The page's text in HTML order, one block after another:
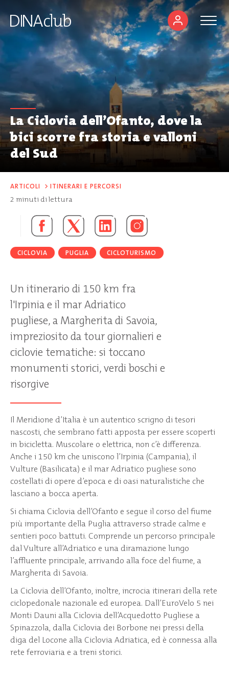
La Ciclovia dell’Ofanto, dove la
bici scorre fra storia e valloni
del Sud
ARTICOLI > ITINERARI E PERCORSI
2 minuti di lettura
CICLOVIA PUGLIA CICLOTURISMO
Un itinerario di 150 km fra
l'Irpinia e il mar Adriatico
pugliese, a Margherita di Savoia,
impreziosito da tour giornalieri e
ciclovie tematiche: si toccano
monumenti storici, verdi boschi e
risorgive
Il Meridione d’Italia è un autentico scrigno di tesori
nascosti, che sembrano fatti apposta per essere scoperti
in bicicletta. Muscolare o elettrica, non c’è differenza.
Anche i 150 km che uniscono l’Irpinia (Campania), il
Vulture (Basilicata) e il mar Adriatico pugliese sono
costellati di opere d’epoca e di oasi naturalistiche che
lasciano a bocca aperta.
Si chiama Ciclovia dell’Ofanto e segue il corso del fiume
più importante della Puglia attraverso strade calme e
sentieri poco battuti. Comprende un percorso principale
dal Vulture all’Adriatico e una diramazione lungo
l’affluente principale, arrivando alla foce del fiume, a
Margherita di Savoia.
La Ciclovia dell’Ofanto, inoltre, incrocia itinerari della rete
ciclopedonale nazionale ed europea. Dall’EuroVelo 5 nei
Monti Dauni alla Ciclovia dell’Acquedotto Pugliese a
Spinazzola, dalla Ciclovia dei Borbone nei pressi della
diga del Locone alla Ciclovia Adriatica, ed è connessa alla
rete ferroviaria e a treni storici.